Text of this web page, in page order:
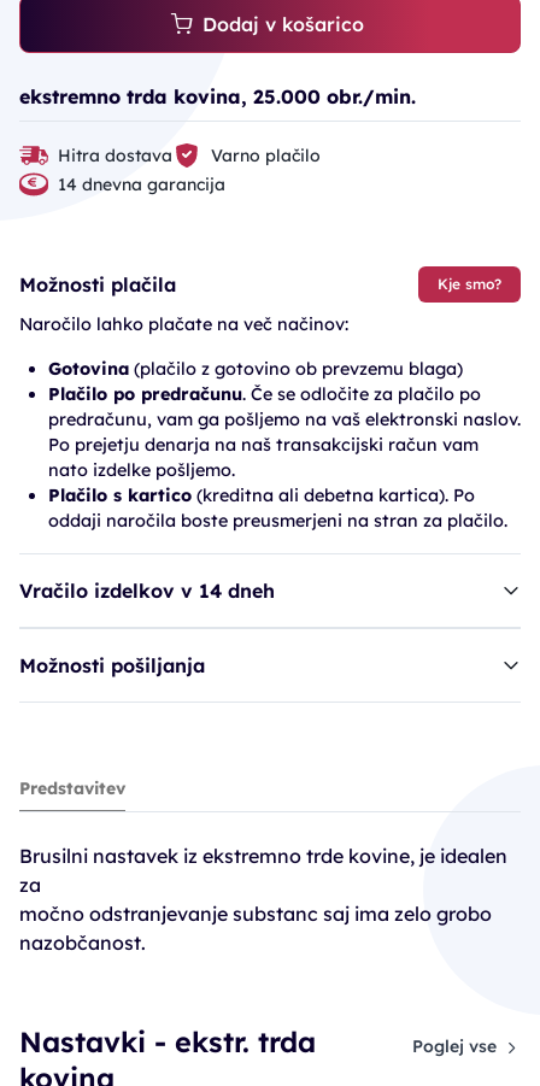
Dodaj v košarico
ekstremno trda kovina, 25.000 obr./min.
Hitra dostava
Varno plačilo
14 dnevna garancija
Možnosti plačila Kje smo?
Naročilo lahko plačate na več načinov:
Gotovina (plačilo z gotovino ob prevzemu blaga)
Plačilo po predračunu. Če se odločite za plačilo po
predračunu, vam ga pošljemo na vaš elektronski naslov.
Po prejetju denarja na naš transakcijski račun vam
nato izdelke pošljemo.
Plačilo s kartico (kreditna ali debetna kartica). Po
oddaji naročila boste preusmerjeni na stran za plačilo.
Vračilo izdelkov v 14 dneh
Možnosti pošiljanja
Ruck nastavek, 425SGX-060 vel. 060
33,90€
Predstavitev
Brusilni nastavek iz ekstremno trde kovine, je idealen
za
močno odstranjevanje substanc saj ima zelo grobo
nazobčanost.
Nastavki - ekstr. trda
kovina
Poglej vse